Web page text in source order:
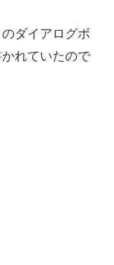
ダイアログボ
れていたので